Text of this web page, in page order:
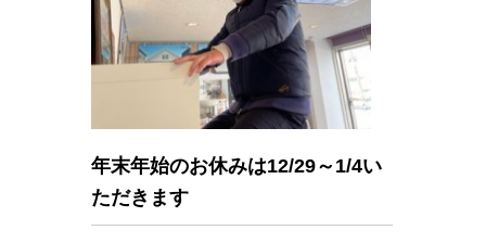
年末年始のお休みは12/29～1/4い
ただきます